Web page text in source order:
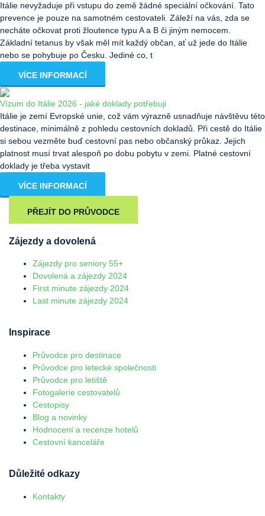
Itálie nevyžaduje při vstupu do země žádné speciální očkování. Tato
prevence je pouze na samotném cestovateli. Záleží na vás, zda se
necháte očkovat proti žloutence typu A a B či jiným nemocem.
Základní tetanus by však měl mít každý občan, ať už jede do Itálie
nebo se pohybuje po Česku. Jediné co, t
VÍCE INFORMACÍ
Vízum do Itálie 2026 - jaké doklady potřebuji
Itálie je zemí Evropské unie, což vám výrazně usnadňuje návštěvu této
destinace, minimálně z pohledu cestovních dokladů. Při cestě do Itálie
si sebou vezměte buď cestovní pas nebo občanský průkaz. Jejich
platnost musí trvat alespoň po dobu pobytu v zemi. Platné cestovní
doklady je třeba vystavit
VÍCE INFORMACÍ
PŘEJÍT DO PRŮVODCE
Zájezdy a dovolená
Zájezdy pro seniory 55+
Dovolená a zájezdy 2024
First minute zájezdy 2024
Last minute zájezdy 2024
Inspirace
Průvodce pro destinace
Průvodce pro letecké společnosti
Průvodce pro letiště
Fotogalerie cestovatelů
Cestopisy
Blog a novinky
Hodnocení a recenze hotelů
Cestovní kanceláře
Důležité odkazy
Kontakty